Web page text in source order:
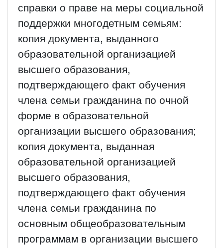
справки о праве на меры социальной
поддержки многодетным семьям:
копия документа, выданного
образовательной организацией
высшего образования,
подтверждающего факт обучения
члена семьи гражданина по очной
форме в образовательной
организации высшего образования;
копия документа, выданная
образовательной организацией
высшего образования,
подтверждающего факт обучения
члена семьи гражданина по
основным общеобразовательным
программам в организации высшего